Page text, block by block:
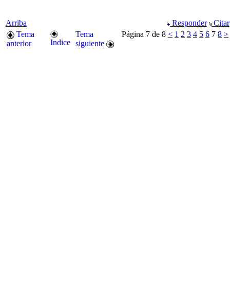
Arriba Responder
Citar
Página 7 de 8 < 1 2 3 4 5 6 7 8 >
Tema
anterior
Indice
Tema
siguiente